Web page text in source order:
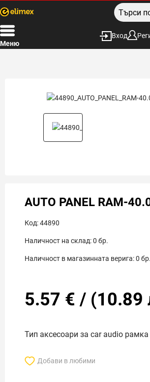
Меню
Вход
AUTO PANEL RAM-
Код:44890
Наличност на склад:0 бр.
Наличност в магазинната верига:0 бр.
5.57 € / (10.89
Тип аксесоари за car audio
Добави в любими